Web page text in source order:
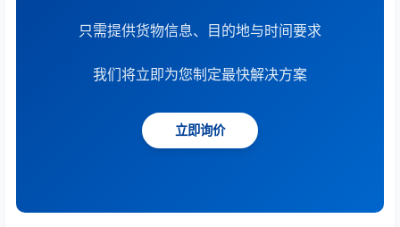
只需提供货物信息、目的地与时间要求
我们将立即为您制定最快解决方案
立即询价